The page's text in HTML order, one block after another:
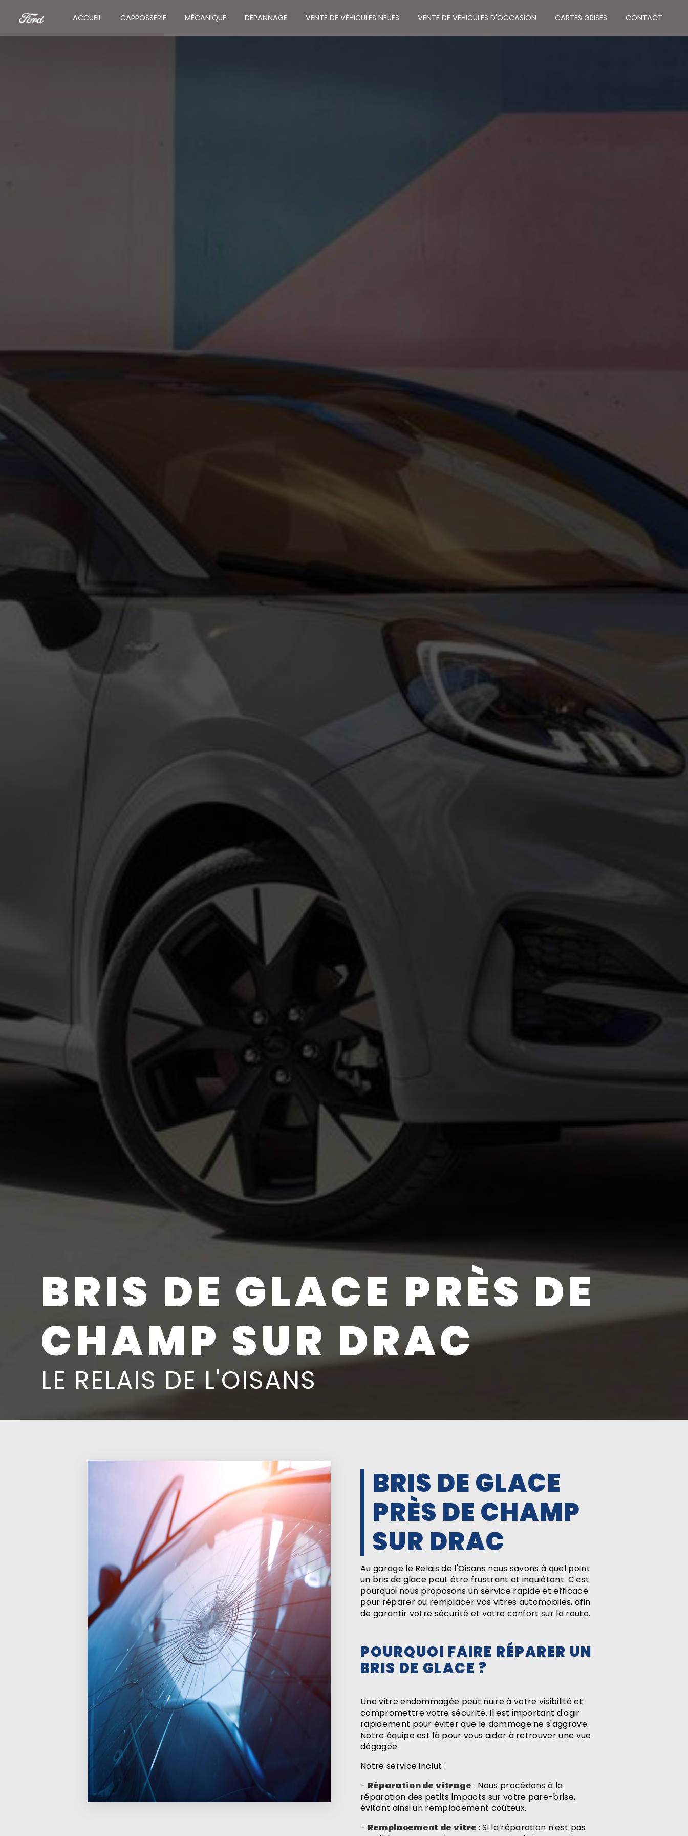
ACCUEIL CARROSSERIE MÉCANIQUE DÉPANNAGE VENTE DE VÉHICULES NEUFS VENTE DE VÉHICULES D'OCCASION CARTES GRISES CONTACT
BRIS DE GLACE PRÈS DE
CHAMP SUR DRAC
LE RELAIS DE L'OISANS
BRIS DE GLACE
PRÈS DE CHAMP
SUR DRAC
Au garage le Relais de l'Oisans nous savons à quel point
un bris de glace peut être frustrant et inquiétant. C'est
pourquoi nous proposons un service rapide et efficace
pour réparer ou remplacer vos vitres automobiles, afin
de garantir votre sécurité et votre confort sur la route.
POURQUOI FAIRE RÉPARER UN
BRIS DE GLACE ?
Une vitre endommagée peut nuire à votre visibilité et
compromettre votre sécurité. Il est important d'agir
rapidement pour éviter que le dommage ne s'aggrave.
Notre équipe est là pour vous aider à retrouver une vue
dégagée.
Notre service inclut :
- Réparation de vitrage : Nous procédons à la
réparation des petits impacts sur votre pare-brise,
évitant ainsi un remplacement coûteux.
- Remplacement de vitre : Si la réparation n'est pas